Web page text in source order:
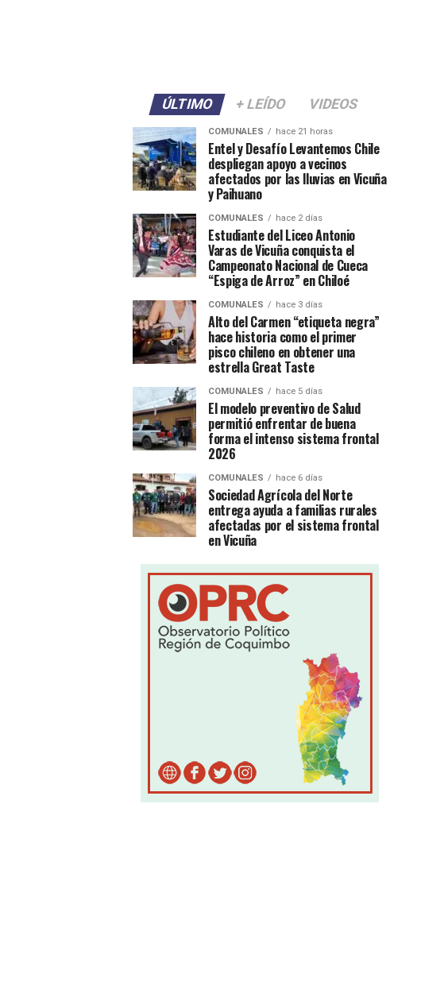
ÚLTIMO + LEÍDO VIDEOS
COMUNALES hace 21 horas
Entel y Desafío Levantemos Chile
despliegan apoyo a vecinos
afectados por las lluvias en Vicuña
y Paihuano
COMUNALES hace 2 días
Estudiante del Liceo Antonio
Varas de Vicuña conquista el
Campeonato Nacional de Cueca
“Espiga de Arroz” en Chiloé
COMUNALES hace 3 días
Alto del Carmen “etiqueta negra”
hace historia como el primer
pisco chileno en obtener una
estrella Great Taste
COMUNALES hace 5 días
El modelo preventivo de Salud
permitió enfrentar de buena
forma el intenso sistema frontal
2026
COMUNALES hace 6 días
Sociedad Agrícola del Norte
entrega ayuda a familias rurales
afectadas por el sistema frontal
en Vicuña